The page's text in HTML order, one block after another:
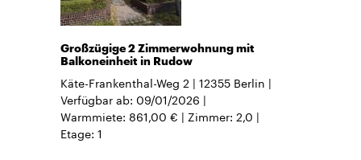
Großzügige 2 Zimmerwohnung mit
Balkoneinheit in Rudow
Käte-Frankenthal-Weg 2 12355 Berlin
Verfügbar ab 09/01/2026
Warmmiete 861,00 € Zimmer 2,0
Etage 1